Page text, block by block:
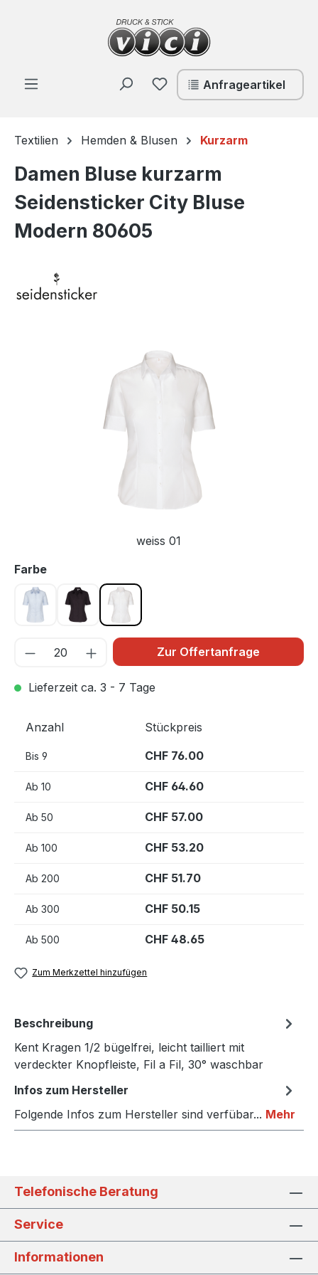
Zum Hauptinhalt springen
Du hast 0 Produkte auf
Anfrageartikel
Textilien Hemden & Blusen Kurzarm
Damen Bluse kurzarm
Seidensticker City Bluse
Modern 80605
Bildergalerie überspringen
weiss 01
Farbeauswählen
hellblau 12schwarz 39weiss 01
Zur Offertanfrage
Lieferzeit ca. 3 - 7 Tage
Anzahl Stückpreis
Bis 9 CHF 76.00
Ab 10 CHF 64.60
Ab 50 CHF 57.00
Ab 100 CHF 53.20
Ab 200 CHF 51.70
Ab 300 CHF 50.15
Ab 500 CHF 48.65
Zum Merkzettel hinzufügen
Beschreibung
Kent Kragen 1/2 bügelfrei, leicht tailliert mit
verdeckter Knopfleiste, Fil a Fil, 30° waschbar
Infos zum Hersteller
Folgende Infos zum Hersteller sind verfübar... Mehr
Telefonische Beratung
Service
Informationen